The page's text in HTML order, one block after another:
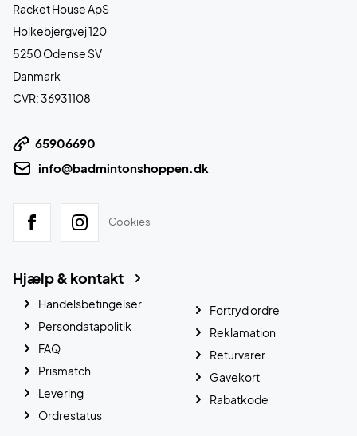
Racket House ApS
Holkebjergvej 120
5250 Odense SV
Danmark
CVR: 36931108
65906690
info@badmintonshoppen.dk
Cookies
Hjælp & kontakt
Handelsbetingelser
Persondatapolitik
FAQ
Prismatch
Levering
Ordrestatus
Fortryd ordre
Reklamation
Returvarer
Gavekort
Rabatkode